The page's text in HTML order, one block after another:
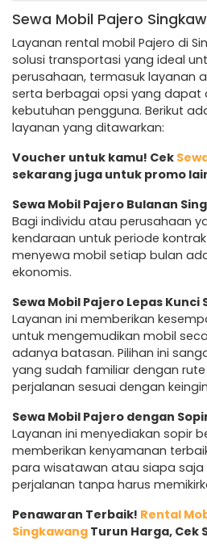
Sewa Mobil Pajero
Layanan rental mobil Pajero di
solusi transportasi yang ideal
perusahaan, termasuk layanan
serta berbagai opsi yang dapat
kebutuhan pengguna. Berikut
layanan yang ditawarkan:
Voucher untuk kamu! Cek
sekarang juga untuk promo
Sewa Mobil Pajero Bulanan
Bagi individu atau perusahaan
kendaraan untuk periode
menyewa mobil setiap bulan
ekonomis.
Sewa Mobil Pajero Lepas Kunci
Layanan ini memberikan
untuk mengemudikan mobil
adanya batasan. Pilihan ini
yang sudah familiar dengan
perjalanan sesuai dengan
Sewa Mobil Pajero dengan
Layanan ini menyediakan sopir
memberikan kenyamanan
para wisatawan atau siapa saja
perjalanan tanpa harus
Penawaran Terbaik! Rental
Singkawang Turun Harga, Cek